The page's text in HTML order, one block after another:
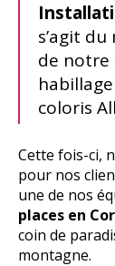
s’agit
de notre
coloris
Cette fois-ci,
pour nos
une de nos
places en
coin de
montagne.